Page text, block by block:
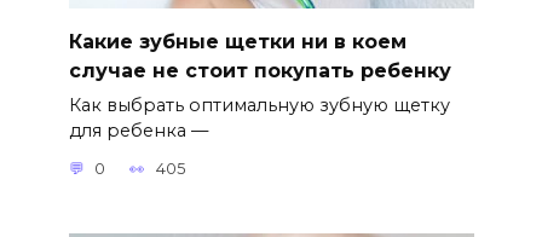
Какие зубные щетки ни в коем
случае не стоит покупать ребенку
Как выбрать оптимальную зубную щетку
для ребенка —
0 405